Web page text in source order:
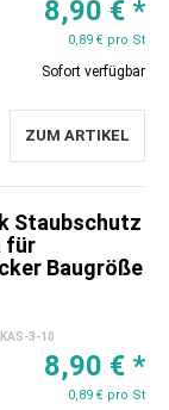
8,90 € *
0,89 € pro St
Sofort verfügbar
ZUM ARTIKEL
Staubschutz
für
Baugröße
KAS-3-10
8,90 € *
0,89 € pro St